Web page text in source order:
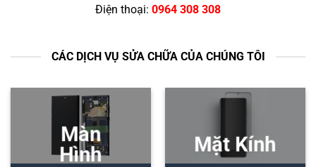
Điện thoại: 0964 308 308
CÁC DỊCH VỤ SỬA CHỮA CỦA CHÚNG TÔI
Màn
Hình
Mặt Kính